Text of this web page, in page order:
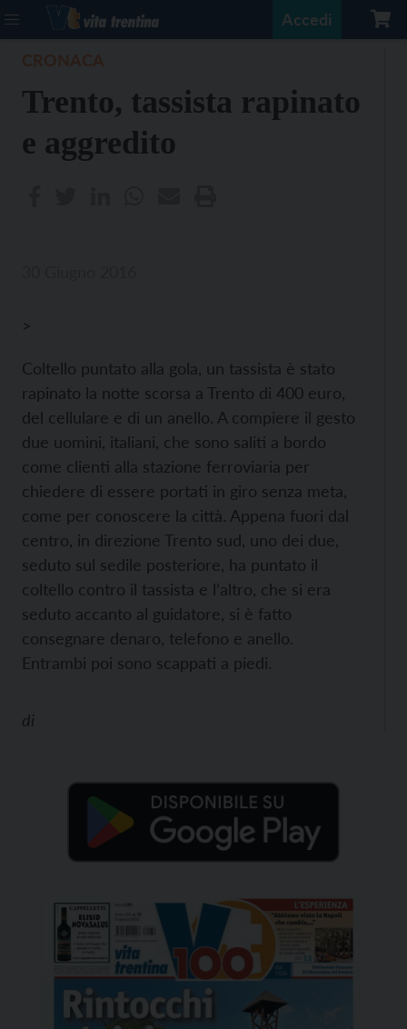
Accedi
Trento, tassista rapinato
e aggredito
>
Coltello puntato alla gola, un tassista è stato
rapinato la notte scorsa a Trento di 400 euro,
del cellulare e di un anello. A compiere il gesto
due uomini, italiani, che sono saliti a bordo
come clienti alla stazione ferroviaria per
chiedere di essere portati in giro senza meta,
come per conoscere la città. Appena fuori dal
centro, in direzione Trento sud, uno dei due,
seduto sul sedile posteriore, ha puntato il
coltello contro il tassista e l’altro, che si era
seduto accanto al guidatore, si è fatto
consegnare denaro, telefono e anello.
Entrambi poi sono scappati a piedi.
di